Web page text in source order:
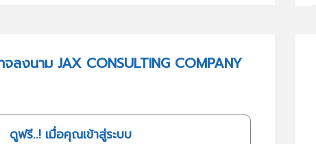
ลงนาม JAX CONSULTING COMPANY
ดูฟรี..! เมื่อคุณเข้าสู่ระบบ